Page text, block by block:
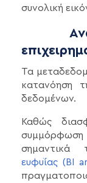
συνολική
Τα
κατανόηση
δεδομένων.
Καθώς
ευφυΐας (BI